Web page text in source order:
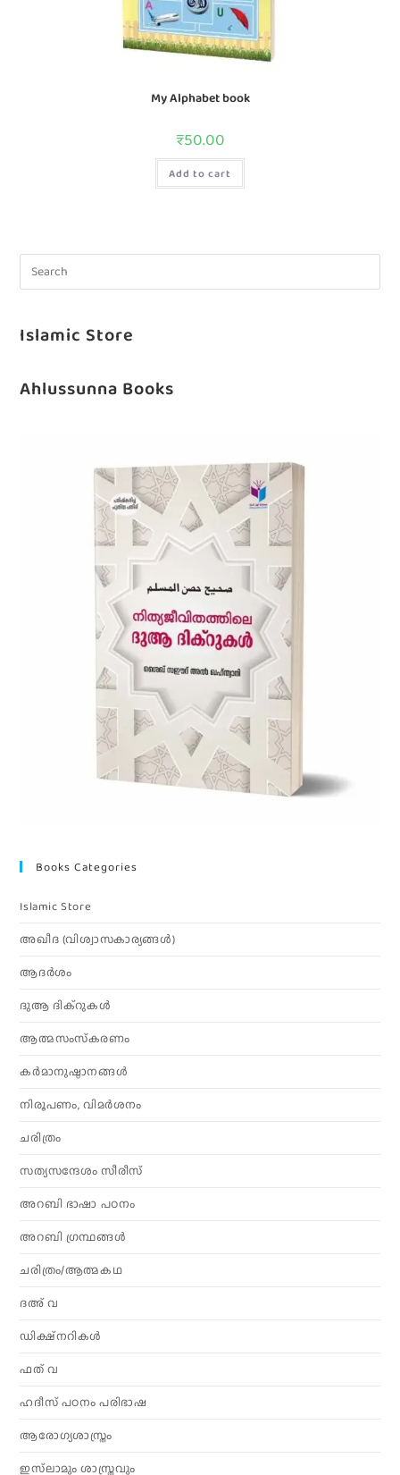
My Alphabet book
₹50.00
Add to cart
Islamic Store
Ahlussunna Books
Books Categories
Islamic Store
അഖീദ (വിശ്വാസകാര്യങ്ങള്‍)
ആദര്‍ശം
ദുആ ദിക്റുകൾ
ആത്മസംസ്‌കരണം
കര്‍മാനുഷ്ഠാനങ്ങള്‍
നിരൂപണം, വിമര്‍ശനം
ചരിത്രം
സത്യസന്ദേശം സീരീസ്
അറബി ഭാഷാ പഠനം
അറബി ഗ്രന്ഥങ്ങൾ
ചരിത്രം/ആത്മകഥ
ദഅ് വ
ഡിക്ഷ്നറികൾ
ഫത് വ
ഹദീസ് പഠനം പരിഭാഷ
ആരോഗ്യശാസ്ത്രം
ഇസ്‌ലാമും ശാസ്ത്രവും